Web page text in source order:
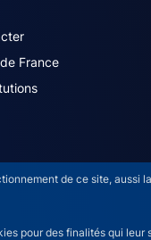
de ce site, aussi la
pour des finalités qui leur
menu
France